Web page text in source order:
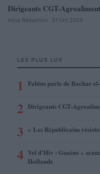
Dirigeants CGT-
Infos Rédaction · 31 Oct 2024
LES PLUS LUS
1 Fabius parle de Bachar
2 Dirigeants CGT-
3 « Les Républicains
4 Vel d’Hiv : Guaino «
Hollande